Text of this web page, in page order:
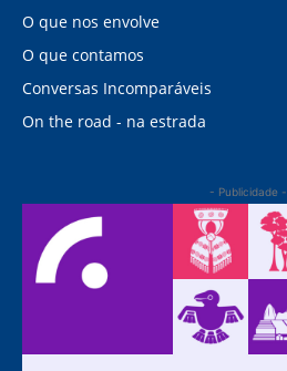
O que nos envolve
O que contamos
Conversas Incomparáveis
On the road - na estrada
- Publicidade -